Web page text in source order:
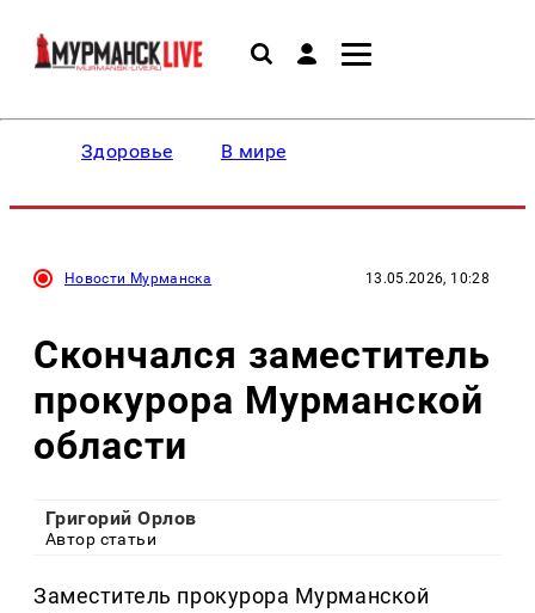
Здоровье В мире
Новости Мурманска 13.05.2026, 10:28
Скончался заместитель
прокурора Мурманской
области
Григорий Орлов
Автор статьи
Заместитель прокурора Мурманской